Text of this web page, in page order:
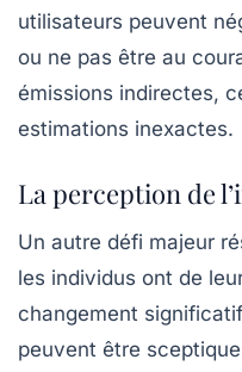
utilisateurs peuvent
ou ne pas être au
émissions indirectes,
estimations inexactes.
La perception de
Un autre défi majeur
les individus ont de
changement
peuvent être